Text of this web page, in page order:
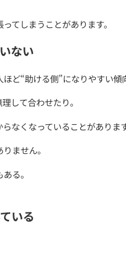
は「人を大切にしたい
分で頑張ろう」と無理
い」